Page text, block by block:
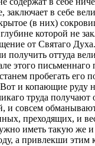
заключает в себе
(в них)
которой не
от Святаго
получить оттуда
этого
пробегать его
и копающие руду
труда
и совсем
преходящих, и
иметь такую же
а привлекши этим